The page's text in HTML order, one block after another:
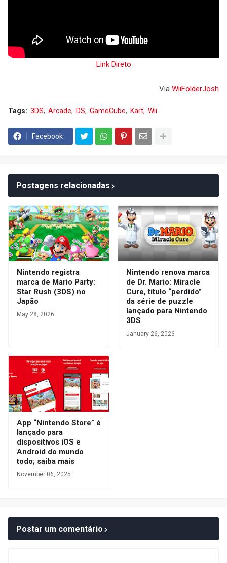
Link Direto
Via WiiFolderJosh
Tags: 3DS Arcade DS GameCube Kart Wii
Facebook
Postagens relacionadas
Nintendo registra
marca de Mario Party:
Star Rush (3DS) no
Japão
May 28, 2026
Nintendo renova marca
de Dr. Mario: Miracle
Cure, título “perdido”
da série de puzzle
lançado para Nintendo
3DS
January 26, 2026
App “Nintendo Store” é
lançado para
dispositivos iOS e
Android do mundo
todo; saiba mais
November 06, 2025
Postar um comentário